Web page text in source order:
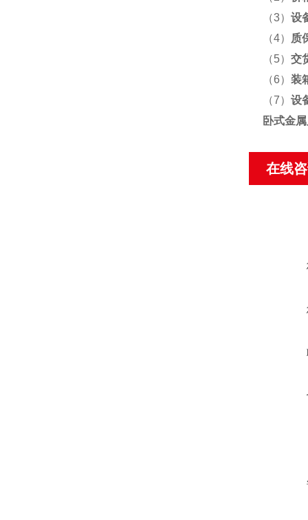
（3） 设
（4）
质
（5） 交
（6） 装
（7） 设
卧式金
在线